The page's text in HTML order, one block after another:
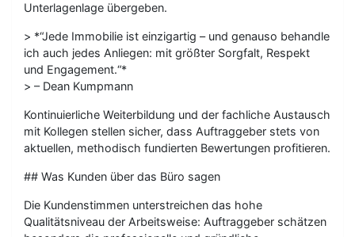
Unterlagenlage übergeben.
> *“Jede Immobilie ist einzigartig – und genauso behandle
ich auch jedes Anliegen: mit größter Sorgfalt, Respekt
und Engagement.“*
> – Dean Kumpmann
Kontinuierliche Weiterbildung und der fachliche Austausch
mit Kollegen stellen sicher, dass Auftraggeber stets von
aktuellen, methodisch fundierten Bewertungen profitieren.
## Was Kunden über das Büro sagen
Die Kundenstimmen unterstreichen das hohe
Qualitätsniveau der Arbeitsweise: Auftraggeber schätzen